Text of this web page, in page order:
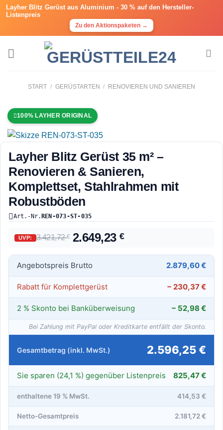
Layher Blitz Gerüst aus Aluminium - 30 % auf den Hersteller-
Listenpreis
Zu den Aktionspaketen →
START / GERÜSTARTEN / RENOVIEREN UND SANIEREN
100% LAYHER ORIGINAL
Layher Blitz Gerüst 35 m² –
Renovieren & Sanieren,
Komplettset, Stahlrahmen mit
Robustböden
Art.-Nr. REN-073-ST-035
UVP: 3.421,72€ 2.649,23€
Angebotspreis Brutto 2.879,60 €
Rabatt für Komplettgerüst − 230,37 €
2 % Skonto bei Banküberweisung − 52,98 €
Bei Zahlung mit PayPal oder Kreditkarte entfällt der Skonto.
Gesamtbetrag (inkl. MwSt.) 2.596,25 €
Sie sparen (24,1 %) gegenüber Listenpreis 825,47 €
enthaltene 19 % MwSt. 414,53 €
Netto-Gesamtpreis 2.181,72 €